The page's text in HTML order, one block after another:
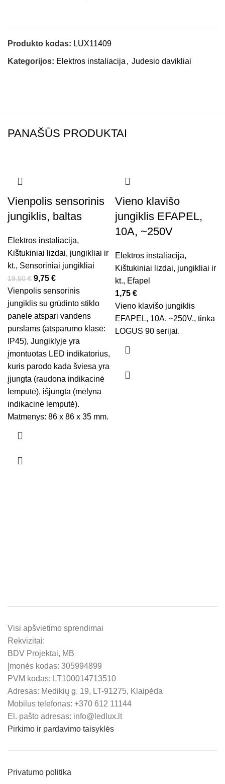
Produkto kodas: LUX11409
Kategorijos: Elektros instaliacija , Judesio davikliai
PANAŠŪS PRODUKTAI
Vienpolis sensorinis
jungiklis, baltas
Elektros instaliacija,
Kištukiniai lizdai, jungikliai ir
kt., Sensoriniai jungikliai
19,50€ 9,75 €
Vienpolis sensorinis
jungiklis su grūdinto stiklo
panele atspari vandens
purslams (atsparumo klasė:
IP45), Jungiklyje yra
įmontuotas LED indikatorius,
kuris parodo kada šviesa yra
įjungta (raudona indikacinė
lemputė), išjungta (mėlyna
indikacinė lemputė).
Matmenys: 86 x 86 x 35 mm.
Vieno klavišo
jungiklis EFAPEL,
10A, ~250V
Elektros instaliacija,
Kištukiniai lizdai, jungikliai ir
kt., Efapel
1,75 €
Vieno klavišo jungiklis
EFAPEL, 10A, ~250V., tinka
LOGUS 90 serijai.
Visi apšvietimo sprendimai
Rekvizitai:
BDV Projektai, MB
Įmonės kodas: 305994899
PVM kodas: LT100014713510
Adresas: Medikių g. 19, LT-91275, Klaipėda
Mobilus telefonas: +370 612 11144
El. pašto adresas: info@ledlux.lt
Pirkimo ir pardavimo taisyklės
Privatumo politika